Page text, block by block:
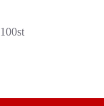
100st